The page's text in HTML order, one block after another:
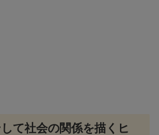
て社会の関係を描くヒ